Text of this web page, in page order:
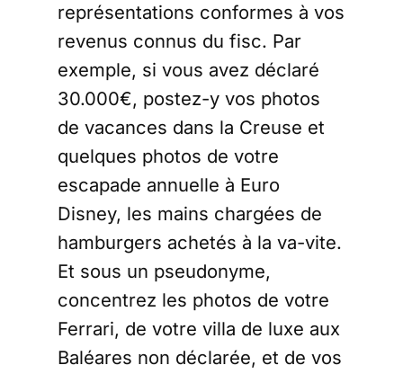
représentations conformes à vos
revenus connus du fisc. Par
exemple, si vous avez déclaré
30.000€, postez-y vos photos
de vacances dans la Creuse et
quelques photos de votre
escapade annuelle à Euro
Disney, les mains chargées de
hamburgers achetés à la va-vite.
Et sous un pseudonyme,
concentrez les photos de votre
Ferrari, de votre villa de luxe aux
Baléares non déclarée, et de vos